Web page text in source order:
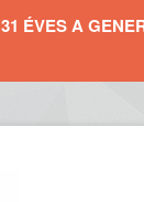
31 ÉVES A